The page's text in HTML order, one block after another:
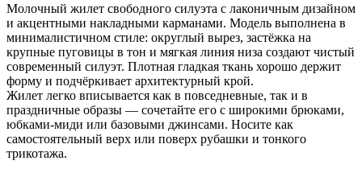
Молочный жилет свободного силуэта с лаконичным дизайном
и акцентными накладными карманами. Модель выполнена в
минималистичном стиле: округлый вырез, застёжка на
крупные пуговицы в тон и мягкая линия низа создают чистый
современный силуэт. Плотная гладкая ткань хорошо держит
форму и подчёркивает архитектурный крой.
Жилет легко вписывается как в повседневные, так и в
праздничные образы — сочетайте его с широкими брюками,
юбками-миди или базовыми джинсами. Носите как
самостоятельный верх или поверх рубашки и тонкого
трикотажа.